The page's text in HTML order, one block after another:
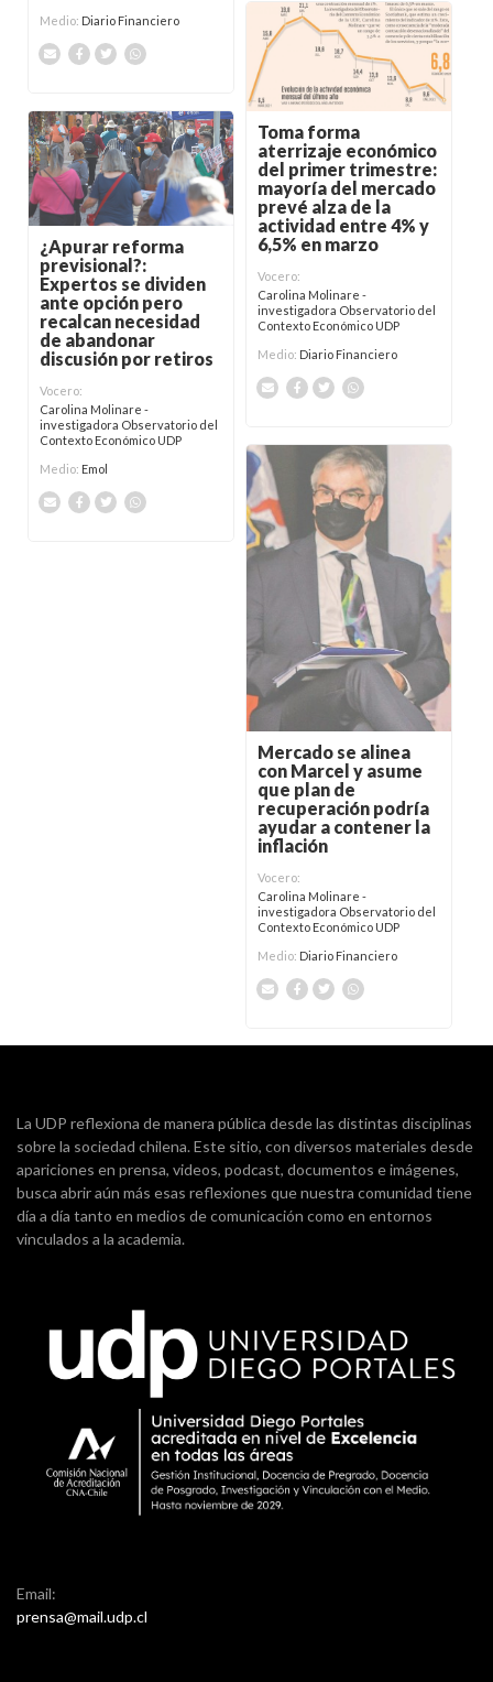
Medio: Diario Financiero
Toma forma
aterrizaje económico
del primer trimestre:
mayoría del mercado
prevé alza de la
actividad entre 4% y
6,5% en marzo
Vocero:
Carolina Molinare -
investigadora Observatorio del
Contexto Económico UDP
Medio: Diario Financiero
¿Apurar reforma
previsional?:
Expertos se dividen
ante opción pero
recalcan necesidad
de abandonar
discusión por retiros
Vocero:
Carolina Molinare -
investigadora Observatorio del
Contexto Económico UDP
Medio: Emol
Mercado se alinea
con Marcel y asume
que plan de
recuperación podría
ayudar a contener la
inflación
Vocero:
Carolina Molinare -
investigadora Observatorio del
Contexto Económico UDP
Medio: Diario Financiero
La UDP reflexiona de manera pública desde las distintas disciplinas
sobre la sociedad chilena. Este sitio, con diversos materiales desde
apariciones en prensa, videos, podcast, documentos e imágenes,
busca abrir aún más esas reflexiones que nuestra comunidad tiene
día a día tanto en medios de comunicación como en entornos
vinculados a la academia.
Email:
prensa@mail.udp.cl